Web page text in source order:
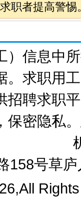
职者提高警惕
）信息中
。求职用
招聘求职
保密隐私
158号草